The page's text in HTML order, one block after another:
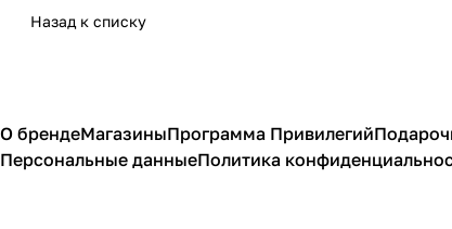
Назад к списку
О брендеМагазиныПрограмма Привилегий
Персональные данныеПолитика